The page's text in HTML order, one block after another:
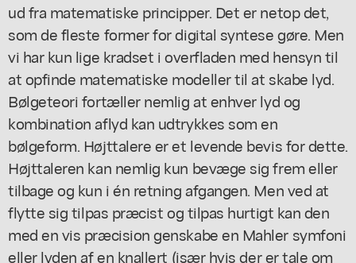
ud fra matematiske principper. Det er netop det,
som de fleste former for digital syntese gøre. Men
vi har kun lige kradset i overfladen med hensyn til
at opfinde matematiske modeller til at skabe lyd.
Bølgeteori fortæller nemlig at enhver lyd og
kombination aflyd kan udtrykkes som en
bølgeform. Højttalere er et levende bevis for dette.
Højttaleren kan nemlig kun bevæge sig frem eller
tilbage og kun i én retning afgangen. Men ved at
flytte sig tilpas præcist og tilpas hurtigt kan den
med en vis præcision genskabe en Mahler symfoni
eller lyden af en knallert (især hvis der er tale om